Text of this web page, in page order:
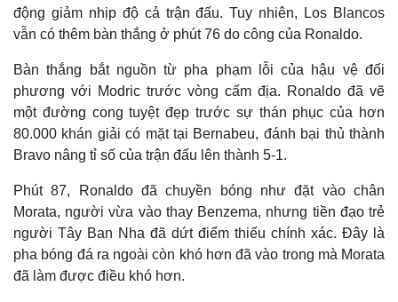
động giảm nhịp độ cả trận đấu. Tuy nhiên, Los Blancos
vẫn có thêm bàn thắng ở phút 76 do công của Ronaldo.
Bàn thắng bắt nguồn từ pha phạm lỗi của hậu vệ đối
phương với Modric trước vòng cấm địa. Ronaldo đã vẽ
một đường cong tuyệt đẹp trước sự thán phục của hơn
80.000 khán giải có mặt tại Bernabeu, đánh bại thủ thành
Bravo nâng tỉ số của trận đấu lên thành 5-1.
Phút 87, Ronaldo đã chuyền bóng như đặt vào chân
Morata, người vừa vào thay Benzema, nhưng tiền đạo trẻ
người Tây Ban Nha đã dứt điểm thiếu chính xác. Đây là
pha bóng đá ra ngoài còn khó hơn đã vào trong mà Morata
đã làm được điều khó hơn.